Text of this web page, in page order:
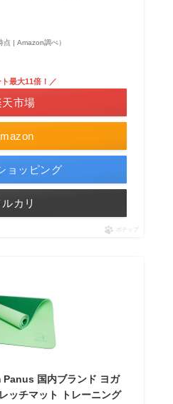
| Amazon調べ）
最大11倍！／
天市場
ョッピング
ルカリ
ポチップ
Panus 国内ブランド ヨガ
ッチマット トレーニング